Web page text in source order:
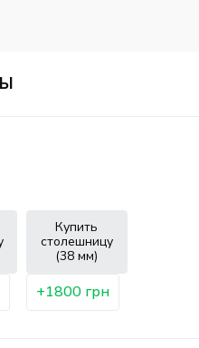
Купить
столешницу
(38 мм)
+1800 грн